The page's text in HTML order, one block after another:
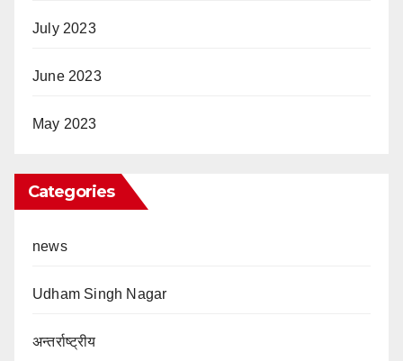
July 2023
June 2023
May 2023
Categories
news
Udham Singh Nagar
अन्तर्राष्ट्रीय